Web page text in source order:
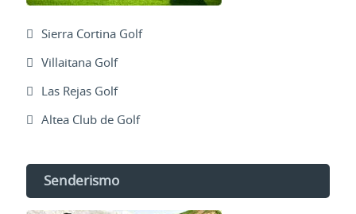
Sierra Cortina Golf
Villaitana Golf
Las Rejas Golf
Altea Club de Golf
Senderismo